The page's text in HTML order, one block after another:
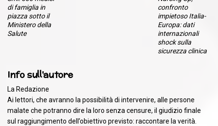
di famiglia in
piazza sotto il
Ministero della
Salute
confronto
impietoso Italia-
Europa: dati
internazionali
shock sulla
sicurezza clinica
Info sull'autore
La Redazione
Ai lettori, che avranno la possibilità di intervenire, alle persone
malate che potranno dire la loro senza censure, il giudizio finale
sul raggiungimento dell’obiettivo previsto: raccontare la verità.